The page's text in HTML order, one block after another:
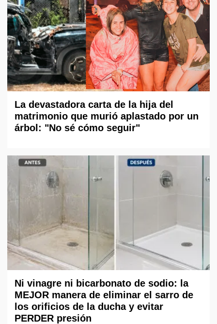
La devastadora carta de la hija del
matrimonio que murió aplastado por un
árbol: "No sé cómo seguir"
Ni vinagre ni bicarbonato de sodio: la
MEJOR manera de eliminar el sarro de
los orificios de la ducha y evitar
PERDER presión